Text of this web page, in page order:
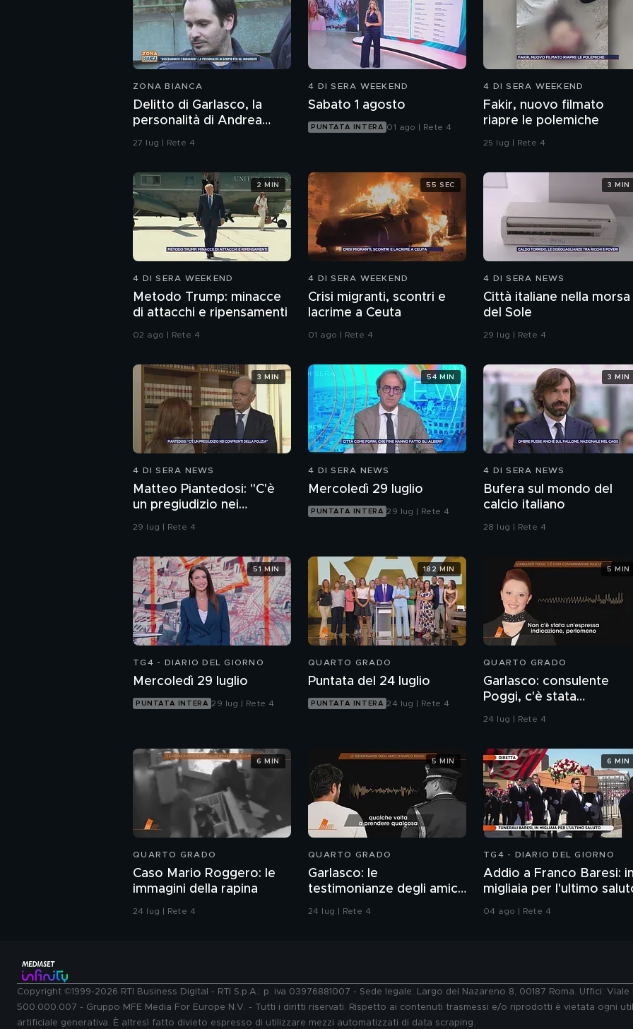
ZONA BIANCA
Delitto di Garlasco, la
personalità di Andrea
Sempio per gli inquirenti:
27 lug | Rete 4
4 DI SERA WEEKEND
Sabato 1 agosto
PUNTATA INTERA 01 ago | Rete 4
4 DI SERA WEEKEND
Fakir, nuovo filmato
riapre le polemiche
25 lug | Rete 4
4 DI SERA WEEKEND
Metodo Trump: minacce
di attacchi e ripensamenti
02 ago | Rete 4
2 MIN
4 DI SERA WEEKEND
Crisi migranti, scontri e
lacrime a Ceuta
01 ago | Rete 4
55 SEC
4 DI SERA NEWS
Città italiane nella morsa
del Sole
29 lug | Rete 4
3 MIN
4 DI SERA NEWS
Matteo Piantedosi: "C'è
un pregiudizio nei
confronti della polizia"
29 lug | Rete 4
3 MIN
4 DI SERA NEWS
Mercoledì 29 luglio
PUNTATA INTERA 29 lug | Rete 4
54 MIN
4 DI SERA NEWS
Bufera sul mondo del
calcio italiano
28 lug | Rete 4
3 MIN
TG4 - DIARIO DEL GIORNO
Mercoledì 29 luglio
PUNTATA INTERA 29 lug | Rete 4
51 MIN
QUARTO GRADO
Puntata del 24 luglio
PUNTATA INTERA 24 lug | Rete 4
182 MIN
QUARTO GRADO
Garlasco: consulente
Poggi, c'è stata
contaminazione sulle
24 lug | Rete 4
5 MIN
QUARTO GRADO
Caso Mario Roggero: le
immagini della rapina
24 lug | Rete 4
6 MIN
QUARTO GRADO
Garlasco: le
testimonianze degli amici
di Marco Poggi
24 lug | Rete 4
5 MIN
TG4 - DIARIO DEL GIORNO
Addio a Franco Baresi: in
migliaia per l'ultimo
04 ago | Rete 4
6 MIN
Copyright ©1999-2026 RTI Business Digital - RTI S.p.A.: p. iva 03976881007 - Sede legale: Largo del Nazareno 8, 00187 Roma. Uffici:
500.000.007 - Gruppo MFE Media For Europe N.V. - Tutti i diritti riservati. Rispetto ai contenuti trasmessi e/o riprodotti è vietata ogni
artificiale generativa. È altresì fatto divieto espresso di utilizzare mezzi automatizzati di data scraping.